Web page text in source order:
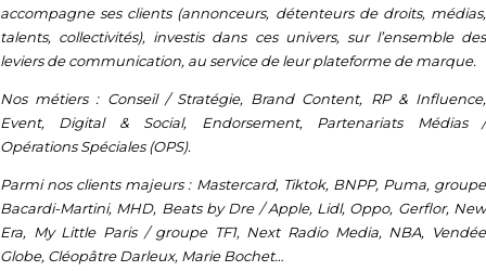
accompagne ses clients (annonceurs, détenteurs de droits, médias,
talents, collectivités), investis dans ces univers, sur l’ensemble des
leviers de communication, au service de leur plateforme de marque.
Nos métiers : Conseil / Stratégie, Brand Content, RP & Influence,
Event, Digital & Social, Endorsement, Partenariats Médias /
Opérations Spéciales (OPS).
Parmi nos clients majeurs : Mastercard, Tiktok, BNPP, Puma, groupe
Bacardi-Martini, MHD, Beats by Dre / Apple, Lidl, Oppo, Gerflor, New
Era, My Little Paris / groupe TF1, Next Radio Media, NBA, Vendée
Globe, Cléopâtre Darleux, Marie Bochet…